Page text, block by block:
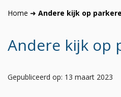
Home ➜ Andere kijk op
Andere kijk op
Gepubliceerd op: 13 maart 2023